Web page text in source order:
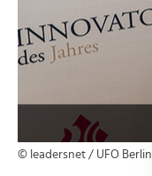
© leadersnet / UFO Berlin